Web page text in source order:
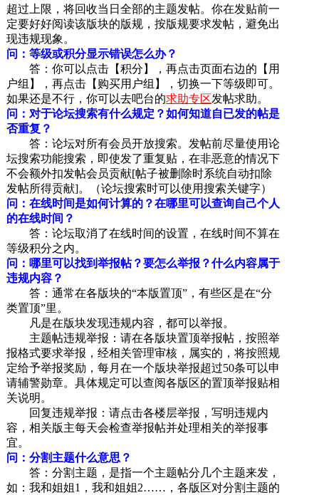
超过上限，将回收当日全部的主题发帖。你在发贴前一
定要好好阅读该版块的版规，按版规要求发帖，避免出
现违规现象。
问：等级或积分显示错误怎么办？
答：你可以点击【积分】，再点击页面右边的【用
户组】，再点击【购买用户组】，切换一下等级即可。
如果还是不行，你可以去吧台的求助专区发帖求助。
问：对于论坛搜索有什么规定？如何知道自已发的帖是
否重复？
答：论坛对所有会员开放搜索。发帖前尽量使用论
坛搜索功能搜索，即使发了重复贴，在非恶意的情况下
不会额外扣发帖会员贡献[帖子被删除时系统自动扣除
发帖所得贡献]。（论坛搜索时可以使用搜索关键字）
问：在线时间是如何计算的？在哪里可以查询自己个人
的在线时间？
答：论坛取消了在线时间的设置，在线时间不算在
等级积分之内。
问：哪里可以找到举报帖？要怎么举报？什么内容属于
违规内容？
答：通常在各版块的“本版置顶”，有些区是在“分
类置顶”里。
凡是在版块发现违规内容，都可以举报。
主题帖违规举报：请在各版块置顶举报帖，按照举
报格式要求举报，经相关管理审核，属实的，将按照规
定给予举报奖励，每月在一个版块举报超过50条可以申
请辅警勋章。具体规定可以查阅各版区的置顶举报贴相
关说明。
回复违规举报：请点击各楼层举报，写明违规内
容，相关版主每天会检查举报帖并处理相关的举报事
宜。
问：分割主题什么意思？
答：分割主题，是指一个主题帖分几个主题来发，
如：我和姐姐1，我和姐姐2……，各版区对分割主题的